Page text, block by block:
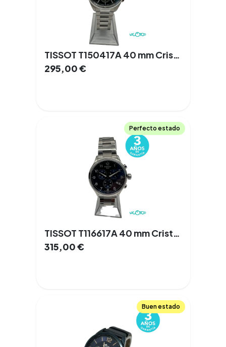
TISSOT T150417A 40 mm Cristal de Zafiro Cuarzo Acero Documentación
295,00€
Perfecto estado
TISSOT T116617A 40 mm Cristal de Zafiro Cuarzo Acero Documentación
315,00€
Buen estado